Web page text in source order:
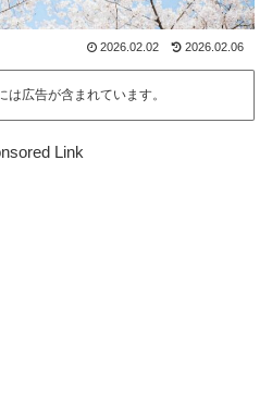
2026.02.02 2026.02.06
は広告が含まれています。
Link